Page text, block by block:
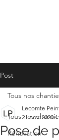
Post
Tous nos
Rénovation
Tous nos
Pose de
Lecomte
21 nov. 2020